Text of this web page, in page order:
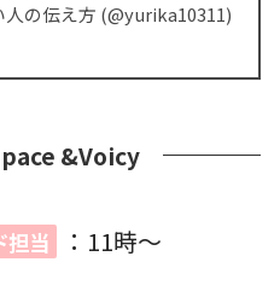
の伝え方 (@yurika10311)
&Voicy
担当 ：11時〜